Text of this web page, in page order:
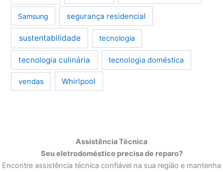
Samsung segurança residencial
sustentabilidade tecnologia
tecnologia culinária tecnologia doméstica
vendas Whirlpool
Assistência Técnica
Seu eletrodoméstico precisa de reparo?
Encontre assistência técnica confiável na sua região e mantenha